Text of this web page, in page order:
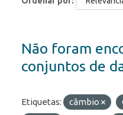
Não foram
conjuntos de
Etiquetas: câmbio